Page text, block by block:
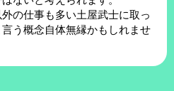
の仕事も多い土屋武士に取っ
う概念自体無縁かもしれませ